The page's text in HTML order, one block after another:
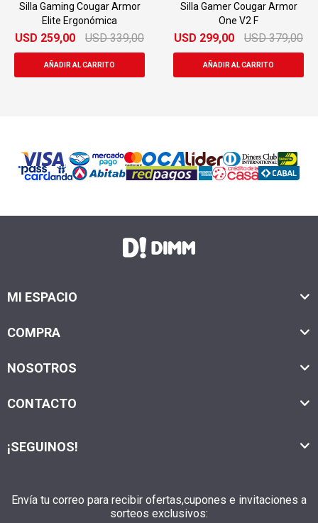
Silla Gaming Cougar Armor
Elite Ergonómica
USD 259,00 USD 339,00
Silla Gamer Cougar Armor
One V2 F
USD 299,00 USD 379,00
MI ESPACIO
COMPRA
NOSOTROS
CONTACTO
Envía tu correo para recibir ofertas,cupones e invitaciones a
sorteos exclusivos:
¡SEGUINOS!